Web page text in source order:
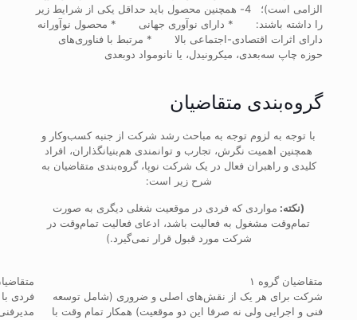
الزامی است)؛
4- همچنین محصول باید حداقل یکی از شرایط زیر
را داشته باشند: * دارای نوآوری جهانی * محصول نوآورانه
دارای اثرات اقتصادی-اجتماعی بالا * مرتبط با فناوری‌های
حوزه چاپ سه‌بعدی، میکرونیدل، یا نانومواد دوبعدی
گروه‌بندی متقاضیان
با توجه به لزوم توجه به مباحث رشد شرکت از جنبه کسب‌وکار و
همچنین اهمیت نگرش، تجارب و توانمندی هم‌بنیانگذاران، افراد
کلیدی و راهبران فعال در یک شرکت نوپا، گروه‌بندی متقاضیان به
شرح زیر است:
(نکته: مواردی که فردی در موقعیت شغلی دیگری به صورت
تمام‌وقت مشغول به فعالیت باشد، ادعای فعالیت تمام‌وقت در
شرکت مورد قبول قرار نمی‌گیرد.)
متقاضیان گروه ۱
شرکت برای هر یک از نقش‌های اصلی و ضروری (شامل توسعه
فنی و اجرایی ولی نه صرفا این دو موقعیت) همکار تمام وقت با
فردی